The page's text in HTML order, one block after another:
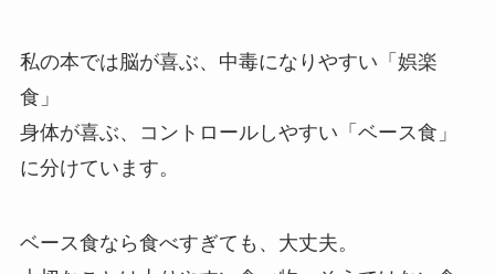
私の本では脳が喜ぶ、中毒になりやすい「娯楽
食」
身体が喜ぶ、コントロールしやすい「ベース食」
に分けています。
ベース食なら食べすぎても、大丈夫。